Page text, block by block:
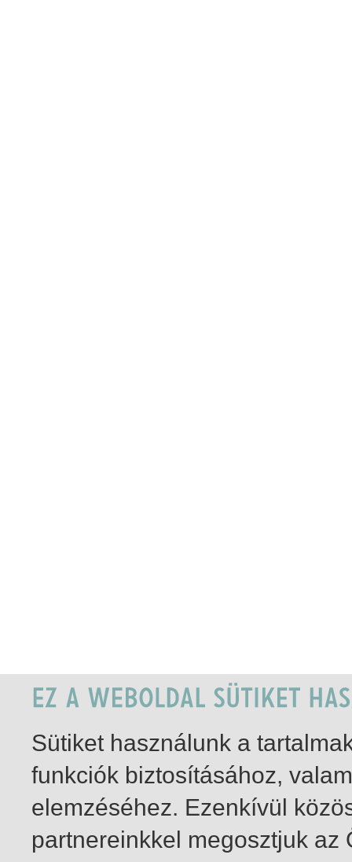
Sütiket használunk a
funkciók biztosításához,
elemzéséhez. Ezenkívül
partnereinkkel megosztjuk